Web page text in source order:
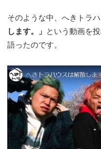
そのような中、へきトラ
します。」
という動画を
語ったのです。